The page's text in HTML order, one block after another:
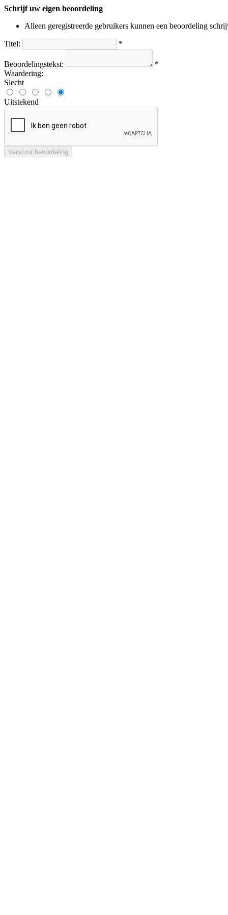
Schrijf uw eigen beoordeling
Alleen geregistreerde gebruikers kunnen een beoordeling
Titel: *
Beoordelingstekst:
*
Waardering:
Slecht
Uitstekend
Verstuur beoordeling